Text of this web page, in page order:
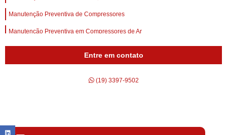
Manutenção Preventiva de Compressores
Manutenção Preventiva em Compressores de Ar
Entre em contato
(19) 3397-9502